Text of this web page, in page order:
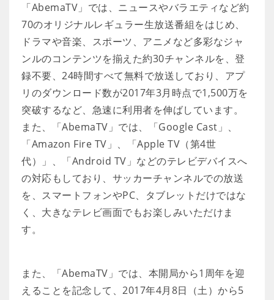
「AbemaTV」では、ニュースやバラエティなど約
70のオリジナルレギュラー生放送番組をはじめ、
ドラマや音楽、スポーツ、アニメなど多彩なジャ
ンルのコンテンツを揃えた約30チャンネルを、登
録不要、24時間すべて無料で放送しており、アプ
リのダウンロード数が2017年3月時点で1,500万を
突破するなど、急速に利用者を伸ばしています。
また、「AbemaTV」では、「Google Cast」、
「Amazon Fire TV」、「Apple TV（第4世
代）」、「Android TV」などのテレビデバイスへ
の対応もしており、サッカーチャンネルでの放送
を、スマートフォンやPC、タブレットだけではな
く、大きなテレビ画面でもお楽しみいただけま
す。
また、「AbemaTV」では、本開局から1周年を迎
えることを記念して、2017年4月8日（土）から5